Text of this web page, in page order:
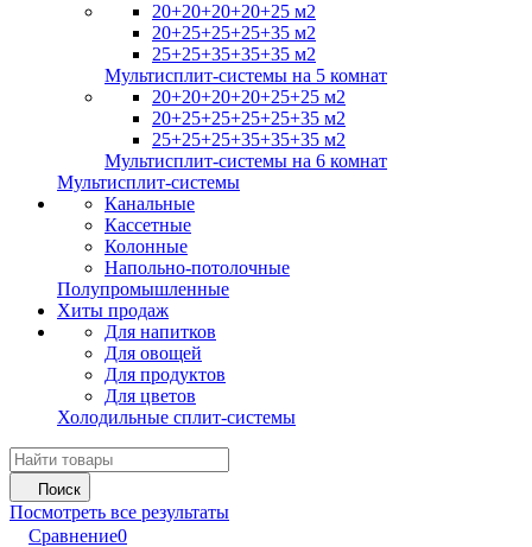
20+20+20+20+25 м2
20+25+25+25+35 м2
25+25+35+35+35 м2
Мультисплит-системы на 5 комнат
20+20+20+20+25+25 м2
20+25+25+25+25+35 м2
25+25+25+35+35+35 м2
Мультисплит-системы на 6 комнат
Мультисплит-системы
Канальные
Кассетные
Колонные
Напольно-потолочные
Полупромышленные
Хиты продаж
Для напитков
Для овощей
Для продуктов
Для цветов
Холодильные сплит-системы
Поиск
Посмотреть все результаты
Сравнение0